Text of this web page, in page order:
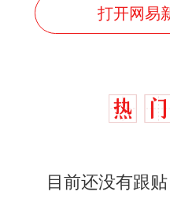
打开网易
目前还没有跟